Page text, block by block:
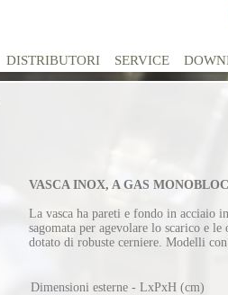
DISTRIBUTORI SERVICE
VASCA INOX, A GAS
La vasca ha pareti e fondo in acciaio
sagomata per agevolare lo scarico e
dotato di robuste cerniere. Modelli
Dimensioni esterne - LxPxH (cm)